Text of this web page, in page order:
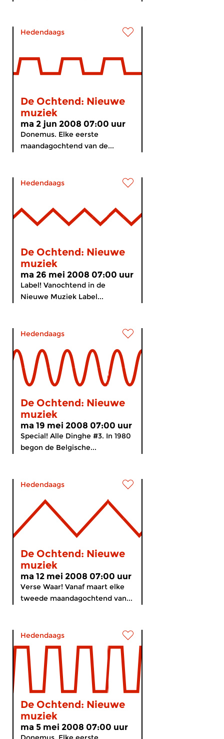
Hedendaags
De Ochtend: Nieuwe
muziek
ma 2 jun 2008 07:00 uur
Donemus. Elke eerste
maandagochtend van de...
Hedendaags
De Ochtend: Nieuwe
muziek
ma 26 mei 2008 07:00 uur
Label! Vanochtend in de
Nieuwe Muziek Label...
Hedendaags
De Ochtend: Nieuwe
muziek
ma 19 mei 2008 07:00 uur
Special! Alle Dinghe #3. In 1980
begon de Belgische...
Hedendaags
De Ochtend: Nieuwe
muziek
ma 12 mei 2008 07:00 uur
Verse Waar! Vanaf maart elke
tweede maandagochtend van...
Hedendaags
De Ochtend: Nieuwe
muziek
ma 5 mei 2008 07:00 uur